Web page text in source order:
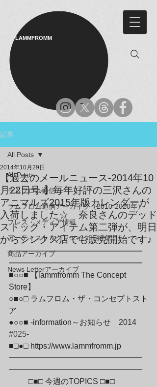
LAMMFROMM​
記事
All Posts
ラムフロム通信
ラムフロム通信アーカイブ（2010-2020年）
プレス・メディア情報
アーティスト＆クリエイター紹介
商品アーカイブ
News Letterアーカイブ
All Posts
【過去のメールニュース-2014年10
月22日号-】毎年好評の三沢さんの
アニマルズ2015年版カレンダーが
入荷しました☆ 奈良さんのデッド
ストック・アイテム第二弾が、明日
からシンクス店でも販売開始です♪
2014年10月29日
━━━━━━━━━━━━━━━━━
━━━━━━━━━━━━━━━━━
■○○■ 【lammfromm The Concept
Store】
○■○□ ラムフロム・ザ・コンセプトスト
ア
●○○■ -information～お知らせ　2014
#025-
■□●□ https://www.lammfromm.jp
━━━━━━━━━━━━━━━━━
━━━━━━━━━━━━━━━━━
	□■□ 今週のTOPICS □■□